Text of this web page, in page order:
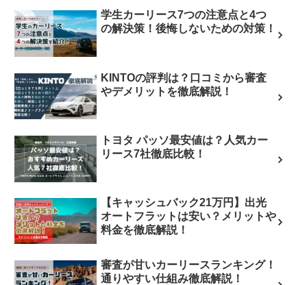
学生カーリース7つの注意点と4つ
の解決策！後悔しないための対策！
KINTOの評判は？口コミから審査
やデメリットを徹底解説！
トヨタ パッソ最安値は？人気カー
リース7社徹底比較！
【キャッシュバック21万円】出光
オートフラットは安い？メリットや
料金を徹底解説！
審査が甘いカーリースランキング！
通りやすい仕組み徹底解説！